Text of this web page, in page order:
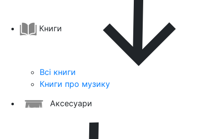
Книги
Всі книги
Книги про музику
Аксесуари